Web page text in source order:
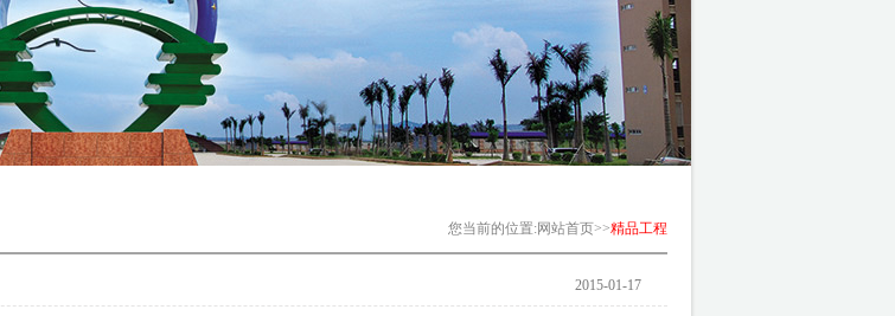
您当前的位置:网站首页>>精品工程
2015-01-17